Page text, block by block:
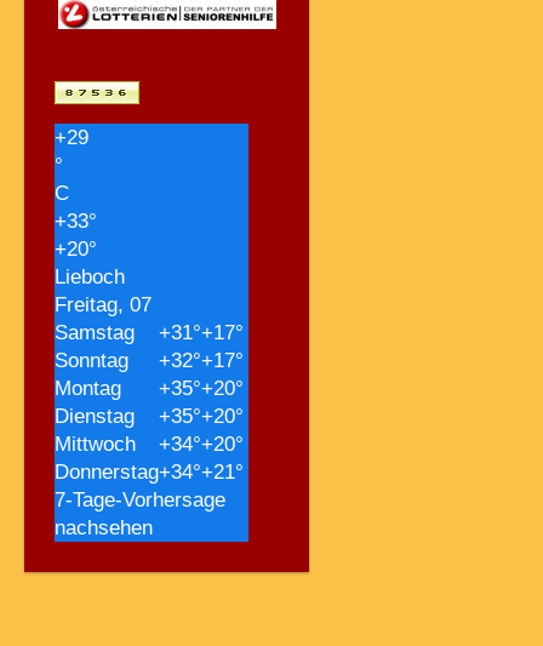
+29
°
C
+33°
+20°
Lieboch
Freitag, 07
Samstag
+31°+17°
Sonntag
+32°+17°
Montag
+35°+20°
Dienstag
+35°+20°
Mittwoch
+34°+20°
Donnerstag+34°+21°
7-Tage-Vorhersage
nachsehen